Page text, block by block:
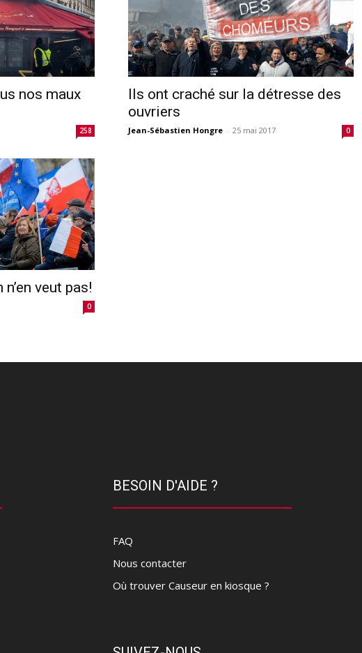
nos maux
258
Ils ont craché sur la détresse des
ouvriers
Jean-Sébastien Hongre - 25 mai 2017 0
veut pas!
0
BESOIN D'AIDE ?
FAQ
Nous contacter
Où trouver Causeur en kiosque ?